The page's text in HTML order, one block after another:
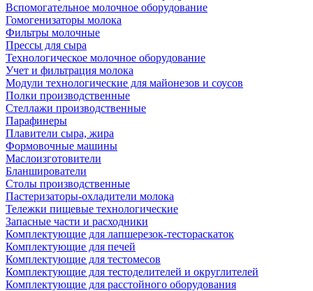
Вспомогательное молочное оборудование
Гомогенизаторы молока
Фильтры молочные
Прессы для сыра
Технологическое молочное оборудование
Учет и фильтрация молока
Модули технологические для майонезов и соусов
Полки производственные
Стеллажи производственные
Парафинеры
Плавители сыра, жира
Формовочные машины
Маслоизготовители
Бланширователи
Столы производственные
Пастеризаторы-охладители молока
Тележки пищевые технологические
Запасные части и расходники
Комплектующие для лапшерезок-тестораскаток
Комплектующие для печей
Комплектующие для тестомесов
Комплектующие для тестоделителей и округлителей
Комплектующие для расстойного оборудования